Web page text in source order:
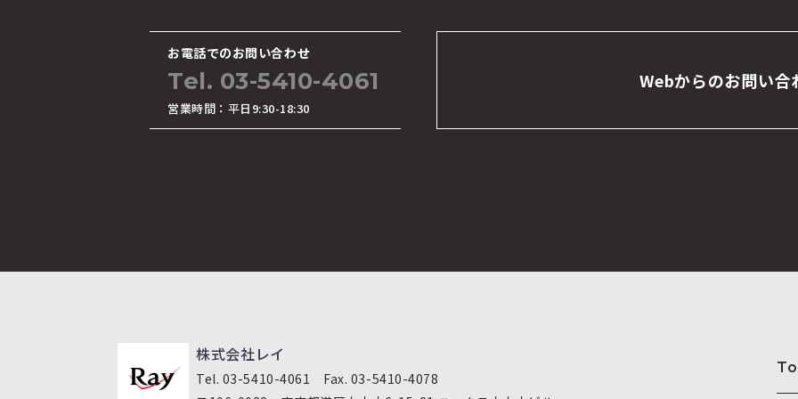
お電話でのお問い合わせ
Tel. 03-5410-4061
営業時間：平日9:30-18:30
Webからのお問い合
株式会社レイ
Tel. 03-5410-4061 Fax. 03-5410-4078